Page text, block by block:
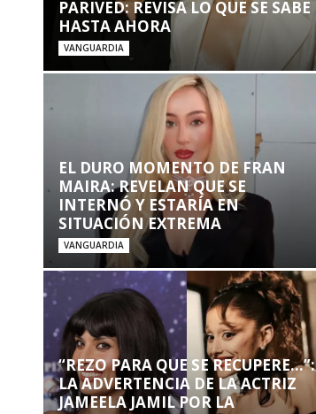
PARIVED: REVISA LO QUE SE SABE
HASTA AHORA
VANGUARDIA
EL DURO MOMENTO DE FRAN
MAIRA: REVELAN QUE SE
INTERNÓ Y ESTARÍA EN
SITUACIÓN EXTREMA
VANGUARDIA
“REZO PARA QUE SE RECUPERE…”:
LA ADVERTENCIA DE LA ACTRIZ
JAMEELA JAMIL POR LA